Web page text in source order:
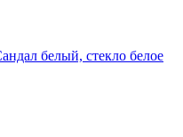
белый, стекло белое